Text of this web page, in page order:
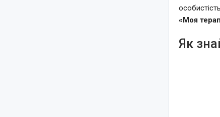
«Моя
Як